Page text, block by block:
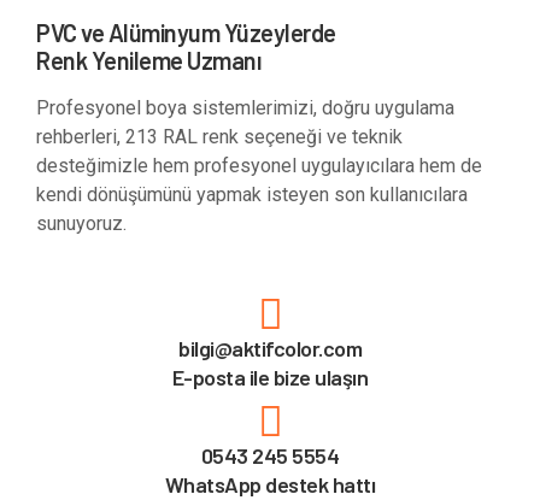
PVC ve Alüminyum Yüzeylerde
Renk Yenileme Uzmanı
Profesyonel boya sistemlerimizi, doğru uygulama
rehberleri, 213 RAL renk seçeneği ve teknik
desteğimizle hem profesyonel uygulayıcılara hem de
kendi dönüşümünü yapmak isteyen son kullanıcılara
sunuyoruz.
bilgi@aktifcolor.com
E-posta ile bize ulaşın
0543 245 5554
WhatsApp destek hattı